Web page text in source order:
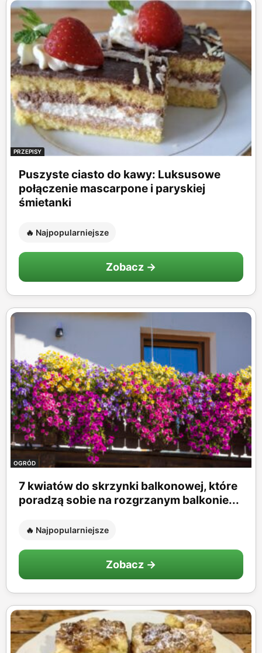
PRZEPISY
Puszyste ciasto do kawy: Luksusowe
połączenie mascarpone i paryskiej
śmietanki
🔥 Najpopularniejsze
Zobacz →
OGRÓD
7 kwiatów do skrzynki balkonowej, które
poradzą sobie na rozgrzanym balkonie...
🔥 Najpopularniejsze
Zobacz →